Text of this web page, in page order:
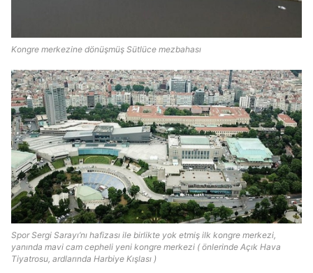
Kongre merkezine dönüşmüş Sütlüce mezbahası
Spor Sergi Sarayı’nı hafizası ile birlikte yok etmiş ilk kongre merkezi,
yanında mavi cam cepheli yeni kongre merkezi ( önlerinde Açık Hava
Tiyatrosu, ardlarında Harbiye Kışlası )